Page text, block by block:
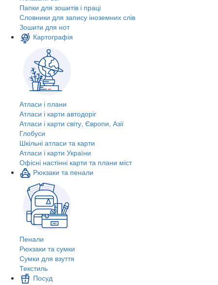
Папки для зошитів і праці
Словники для запису іноземних слів
Зошити для нот
Картографія
Атласи і плани
Атласи і карти автодоріг
Атласи і карти світу, Європи, Азії
Глобуси
Шкільні атласи та карти
Атласи і карти України
Офісні настінні карти та плани міст
Рюкзаки та пенали
Пенали
Рюкзаки та сумки
Сумки для взуття
Текстиль
Посуд